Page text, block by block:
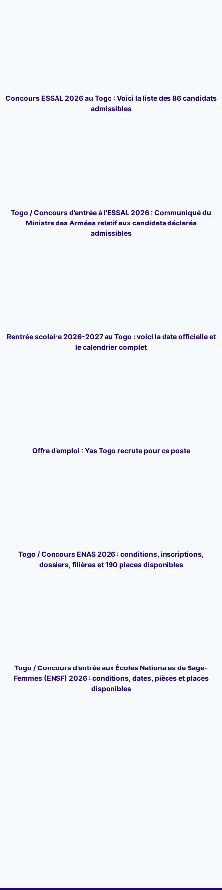
Concours ESSAL 2026 au Togo : Voici la liste des 86 candidats
admissibles
Togo / Concours d’entrée à l’ESSAL 2026 : Communiqué du
Ministre des Armées relatif aux candidats déclarés
admissibles
Rentrée scolaire 2026-2027 au Togo : voici la date officielle et
le calendrier complet
Offre d’emploi : Yas Togo recrute pour ce poste
Togo / Concours ENAS 2026 : conditions, inscriptions,
dossiers, filières et 190 places disponibles
Togo / Concours d’entrée aux Écoles Nationales de Sage-
Femmes (ENSF) 2026 : conditions, dates, pièces et places
disponibles